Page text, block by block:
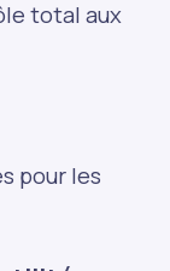
total aux
pour les